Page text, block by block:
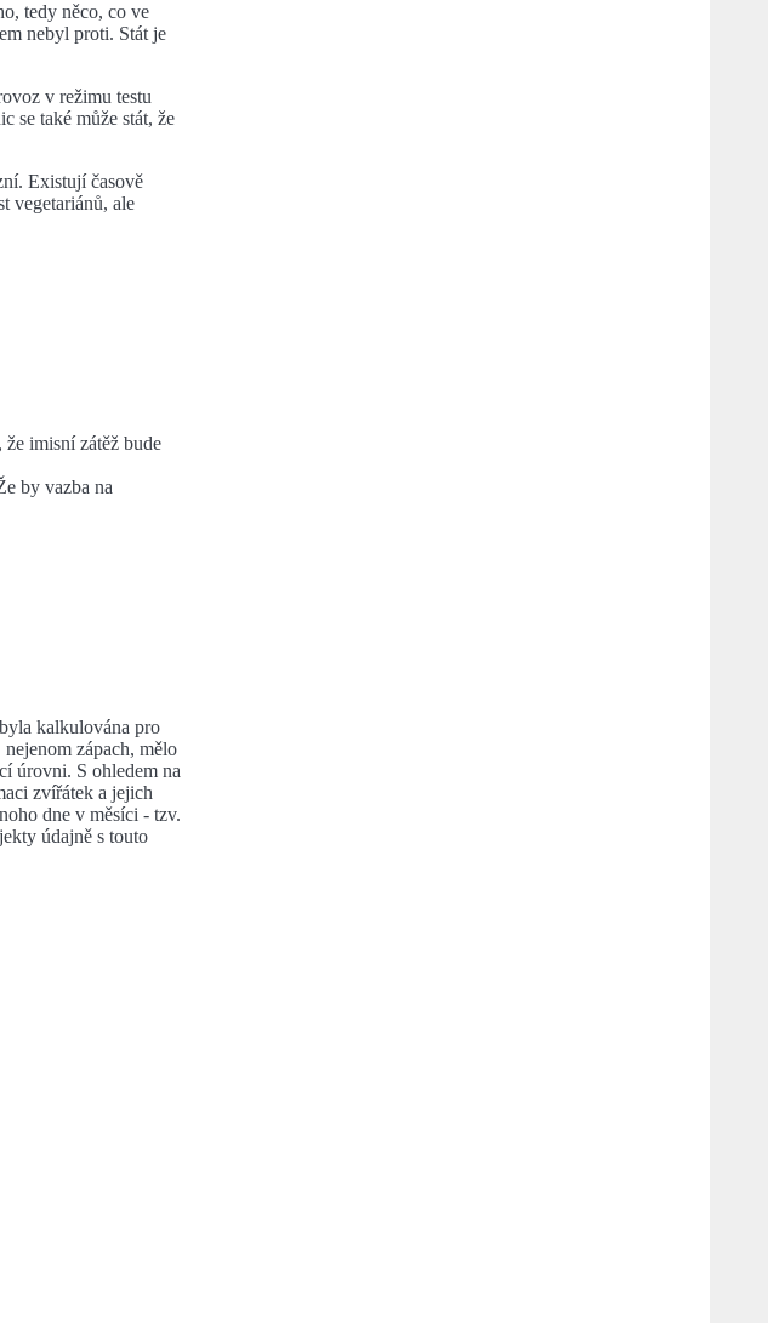
tedy něco, co ve
nebyl proti. Stát je
v režimu testu
se také může stát, že
Existují časově
vegetariánů, ale
imisní zátěž bude
by vazba na
kalkulována pro
zápach, mělo
úrovni. S ohledem na
zvířátek a jejich
dne v měsíci - tzv.
údajně s touto